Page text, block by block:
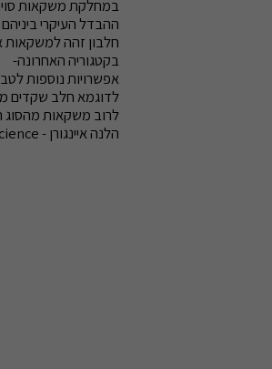
במחלקת משקאות סויה
ההבדל העיקרי
חלבון זהה למשקאות
בקטגוריה האחרונה-
אפשרויות נוספות
לדוגמא חלב שקדים מורכב ברובו ממים ורק 2%
לרוב משקאות מהסוג
הלנה איינגורן - B.Sc. Nutrition Science